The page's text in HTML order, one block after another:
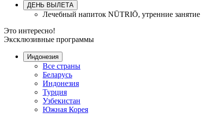
ДЕНЬ ВЫЛЕТА
Лечебный напиток NŪTRIŌ, утренние
Это интересно!
Эксклюзивные программы
Индонезия
Все страны
Беларусь
Индонезия
Турция
Узбекистан
Южная Корея